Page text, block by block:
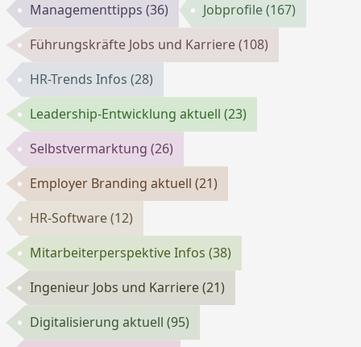
Managementtipps(36) Jobprofile(167)
Führungskräfte Jobs und Karriere(108)
HR-Trends Infos(28)
Leadership-Entwicklung aktuell(23)
Selbstvermarktung(26)
Employer Branding aktuell(21)
HR-Software(12)
Mitarbeiterperspektive Infos(38)
Ingenieur Jobs und Karriere(21)
Digitalisierung aktuell(95)